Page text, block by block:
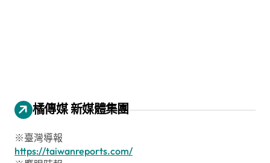
橘傳媒 新媒體集團
※臺灣導報
https://taiwanreports.com/